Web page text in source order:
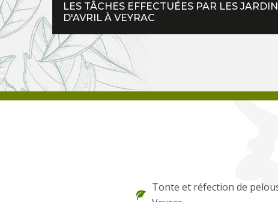
LES TÂCHES EFFECTUÉES PAR LES
D'AVRIL À VEYRAC
Tonte et réfection de